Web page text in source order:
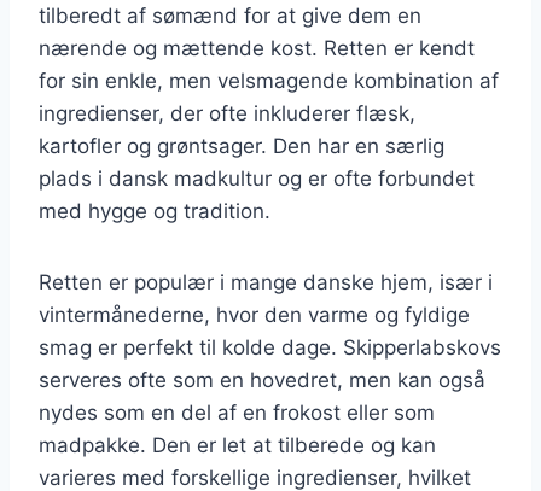
tilberedt af sømænd for at give dem en
nærende og mættende kost. Retten er kendt
for sin enkle, men velsmagende kombination af
ingredienser, der ofte inkluderer flæsk,
kartofler og grøntsager. Den har en særlig
plads i dansk madkultur og er ofte forbundet
med hygge og tradition.
Retten er populær i mange danske hjem, især i
vintermånederne, hvor den varme og fyldige
smag er perfekt til kolde dage. Skipperlabskovs
serveres ofte som en hovedret, men kan også
nydes som en del af en frokost eller som
madpakke. Den er let at tilberede og kan
varieres med forskellige ingredienser, hvilket